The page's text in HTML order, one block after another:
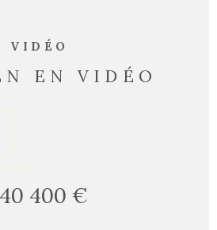
VIDÉO
EN VIDÉO
400 €